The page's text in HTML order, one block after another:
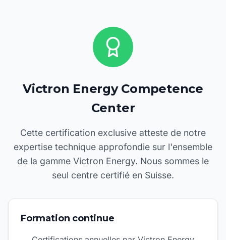
Victron Energy Competence
Center
Cette certification exclusive atteste de notre
expertise technique approfondie sur l'ensemble
de la gamme Victron Energy. Nous sommes le
seul centre certifié en Suisse.
Formation continue